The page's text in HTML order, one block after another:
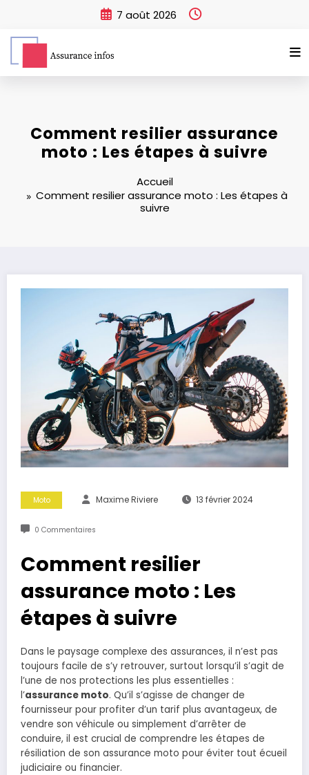
7 août 2026
Comment resilier assurance
moto : Les étapes à suivre
Accueil
Comment resilier assurance moto : Les étapes à
suivre
Moto Maxime Riviere 13 février 2024
0 Commentaires
Comment resilier
assurance moto : Les
étapes à suivre
Dans le paysage complexe des assurances, il n’est pas
toujours facile de s’y retrouver, surtout lorsqu’il s’agit de
l’une de nos protections les plus essentielles :
l’assurance moto. Qu’il s’agisse de changer de
fournisseur pour profiter d’un tarif plus avantageux, de
vendre son véhicule ou simplement d’arrêter de
conduire, il est crucial de comprendre les étapes de
résiliation de son assurance moto pour éviter tout écueil
judiciaire ou financier.